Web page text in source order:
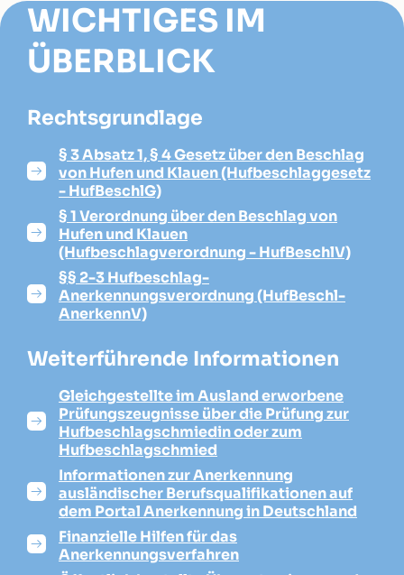
WICHTIGES IM
ÜBERBLICK
Rechtsgrundlage
§ 3 Absatz 1, § 4 Gesetz über den Beschlag
von Hufen und Klauen (Hufbeschlaggesetz
- HufBeschlG)
§ 1 Verordnung über den Beschlag von
Hufen und Klauen
(Hufbeschlagverordnung - HufBeschlV)
§§ 2-3 Hufbeschlag-
Anerkennungsverordnung (HufBeschl-
AnerkennV)
Weiterführende Informationen
Gleichgestellte im Ausland erworbene
Prüfungszeugnisse über die Prüfung zur
Hufbeschlagschmiedin oder zum
Hufbeschlagschmied
Informationen zur Anerkennung
ausländischer Berufsqualifikationen auf
dem Portal Anerkennung in Deutschland
Finanzielle Hilfen für das
Anerkennungsverfahren